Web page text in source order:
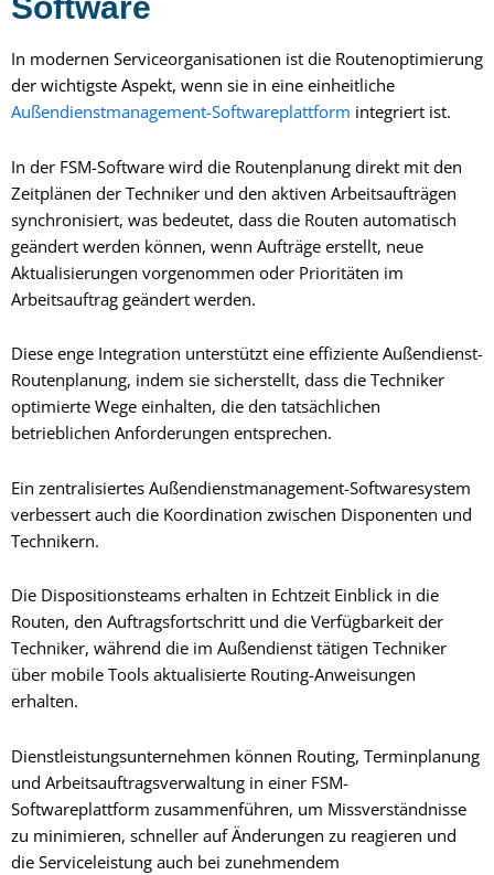
In modernen Serviceorganisationen ist die Routenoptimierung
der wichtigste Aspekt, wenn sie in eine einheitliche
Außendienstmanagement-Softwareplattform integriert ist.
In der FSM-Software wird die Routenplanung direkt mit den
Zeitplänen der Techniker und den aktiven Arbeitsaufträgen
synchronisiert, was bedeutet, dass die Routen automatisch
geändert werden können, wenn Aufträge erstellt, neue
Aktualisierungen vorgenommen oder Prioritäten im
Arbeitsauftrag geändert werden.
Diese enge Integration unterstützt eine effiziente Außendienst-
Routenplanung, indem sie sicherstellt, dass die Techniker
optimierte Wege einhalten, die den tatsächlichen
betrieblichen Anforderungen entsprechen.
Ein zentralisiertes Außendienstmanagement-Softwaresystem
verbessert auch die Koordination zwischen Disponenten und
Technikern.
Die Dispositionsteams erhalten in Echtzeit Einblick in die
Routen, den Auftragsfortschritt und die Verfügbarkeit der
Techniker, während die im Außendienst tätigen Techniker
über mobile Tools aktualisierte Routing-Anweisungen
erhalten.
Dienstleistungsunternehmen können Routing, Terminplanung
und Arbeitsauftragsverwaltung in einer FSM-
Softwareplattform zusammenführen, um Missverständnisse
zu minimieren, schneller auf Änderungen zu reagieren und
die Serviceleistung auch bei zunehmendem